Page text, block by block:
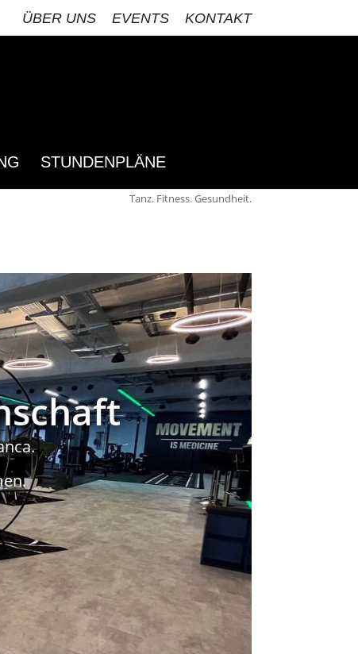
ÜBER UNS EVENTS KONTAKT
STUNDENPLÄNE
Tanz. Fitness. Gesundheit.